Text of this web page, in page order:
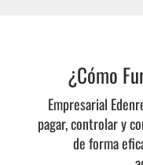
¿Cómo
Empresarial
pagar, controlar y
de forma